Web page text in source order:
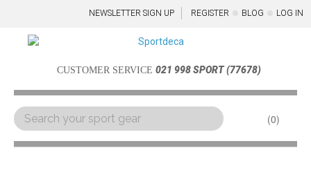
NEWSLETTER SIGN UP REGISTER BLOG LOG IN
CUSTOMER SERVICE 021 998 SPORT (77678)
0